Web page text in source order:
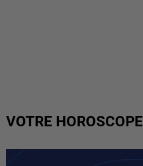
VOTRE HOROSCOPE